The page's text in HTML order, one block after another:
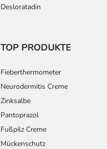
Desloratadin
TOP PRODUKTE
Fieberthermometer
Neurodermitis Creme
Zinksalbe
Pantoprazol
Fußpilz Creme
Mückenschutz